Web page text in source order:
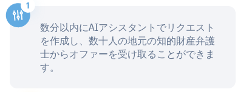
数分以内にAIアシスタントでリクエスト
を作成し、数十人の地元の知的財産弁護
士からオファーを受け取ることができま
す。